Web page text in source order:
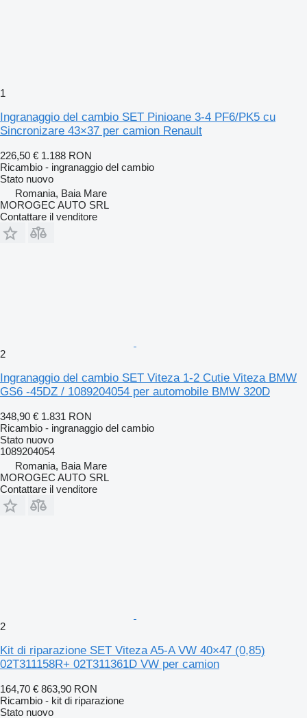
1
Ingranaggio del cambio SET Pinioane 3-4 PF6/PK5 cu
Sincronizare 43×37 per camion Renault
226,50 € 1.188 RON
Ricambio - ingranaggio del cambio
Stato nuovo
Romania, Baia Mare
MOROGEC AUTO SRL
Contattare il venditore
2
Ingranaggio del cambio SET Viteza 1-2 Cutie Viteza BMW
GS6 -45DZ / 1089204054 per automobile BMW 320D
348,90 € 1.831 RON
Ricambio - ingranaggio del cambio
Stato nuovo
1089204054
Romania, Baia Mare
MOROGEC AUTO SRL
Contattare il venditore
2
Kit di riparazione SET Viteza A5-A VW 40×47 (0,85)
02T311158R+ 02T311361D VW per camion
164,70 € 863,90 RON
Ricambio - kit di riparazione
Stato nuovo